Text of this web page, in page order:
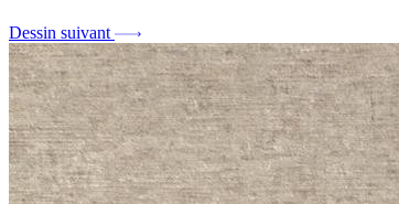
Dessin suivant